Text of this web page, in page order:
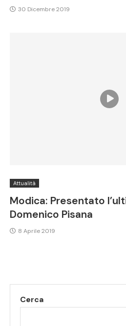
30 Dicembre 2019
Attualità
Modica: Presentato
Domenico Pisana
8 Aprile 2019
Cerca